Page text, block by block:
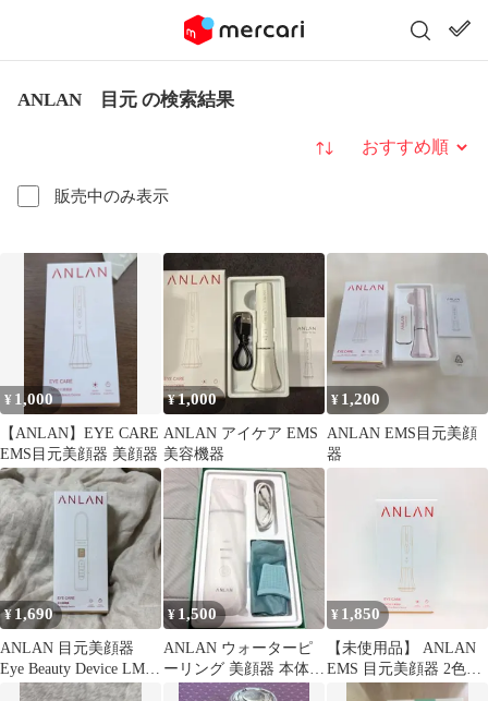
ANLAN 目元 の検索結果
販売中のみ表示
並び替え
¥ 1,000
【ANLAN】EYE CARE
EMS目元美顔器 美顔器
¥1,000
ANLAN アイケア EMS
美容機器
¥ 1,200
ANLAN EMS目元美顔
器
¥ 1,690
ANLAN 目元美顔器
Eye Beauty Device LM-
2201
¥ 1,500
ANLAN ウォーターピ
ーリング 美顔器 本体：
箱付き
¥ 1,850
【未使用品】 ANLAN
EMS 目元美顔器 2色光
エステ ホワイト くまケ